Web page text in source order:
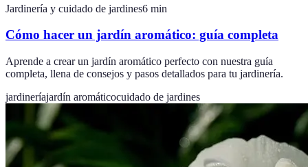
Jardinería y cuidado de jardines6 min
Cómo hacer un jardín aromático: guía completa
Aprende a crear un jardín aromático perfecto con nuestra guía
completa, llena de consejos y pasos detallados para tu jardinería.
jardineríajardín aromáticocuidado de jardines